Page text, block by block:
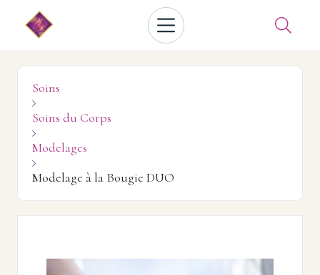

Soins

Soins du Corps

Modelages

Modelage à la Bougie DUO